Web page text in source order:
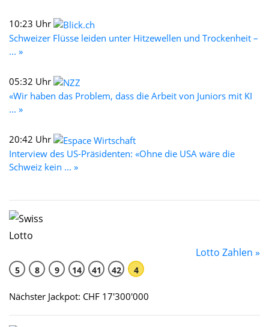
10:23 Uhr
Schweizer Flüsse leiden unter Hitzewellen und Trockenheit –
... »
05:32 Uhr
«Wir haben das Problem, dass die Arbeit von Juniors mit KI
... »
20:42 Uhr
Interview des US-Präsidenten: «Ohne die USA wäre die
Schweiz kein ... »
Lotto Zahlen »
5 8 9 14 41 42 4
Nächster Jackpot: CHF 17'300'000